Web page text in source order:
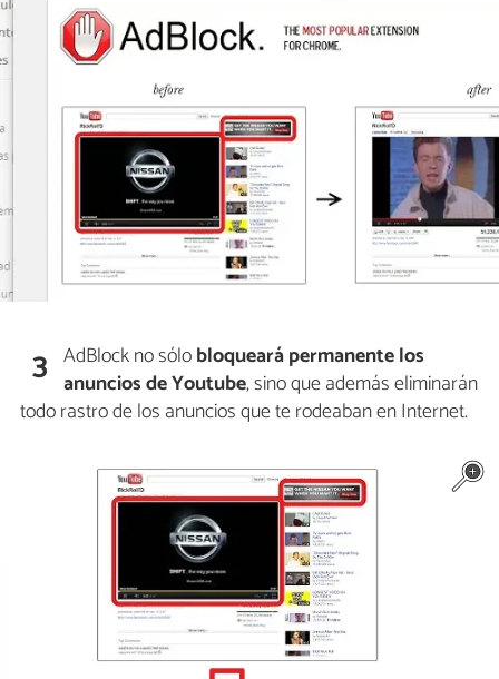
3 AdBlock no sólobloqueará permanente los
anuncios de Youtube, sino que además eliminarán
todo rastro de los anuncios que te rodeaban en Internet.